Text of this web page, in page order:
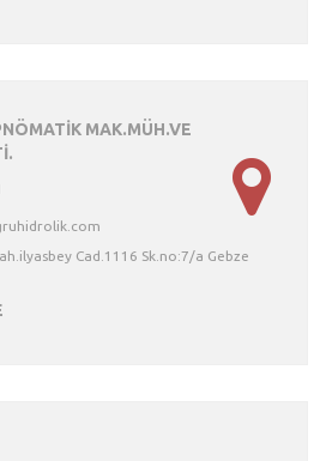
MAK.MÜH.VE
Cad.1116 Sk.no:7/a Gebze